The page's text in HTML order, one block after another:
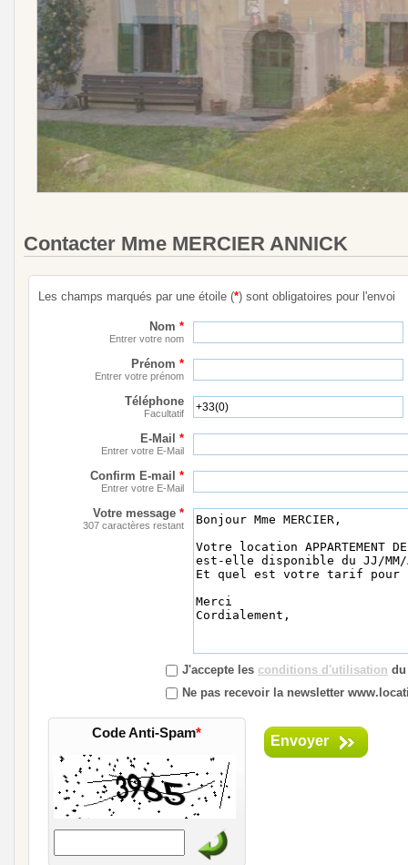
Contacter Mme MERCIER ANNICK
Les champs marqués par une étoile (*) sont obligatoires pour l'envoi
Nom *
Entrer votre nom
Prénom *
Entrer votre prénom
Téléphone
Facultatif
E-Mail *
Entrer votre E-Mail
Confirm E-mail *
Entrer votre E-Mail
Votre message *
307 caractères restant
J'accepte les conditions d'utilisation
Ne pas recevoir la newsletter
Code Anti-Spam* Envoyer